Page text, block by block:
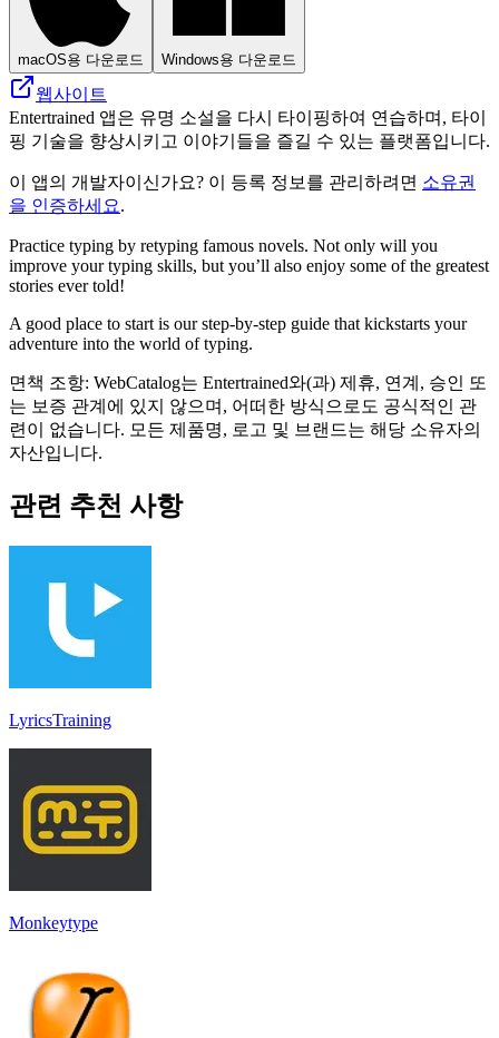
macOS용 다운로드 Windows용 다운로드
웹사이트
Entertrained 앱은 유명 소설을 다시 타이핑하여 연습하며, 타이
핑 기술을 향상시키고 이야기들을 즐길 수 있는 플랫폼입니다.
이 앱의 개발자이신가요? 이 등록 정보를 관리하려면 소유권
을 인증하세요.
Practice typing by retyping famous novels. Not only will you
improve your typing skills, but you’ll also enjoy some of the greatest
stories ever told!
A good place to start is our step-by-step guide that kickstarts your
adventure into the world of typing.
면책 조항: WebCatalog는 Entertrained와(과) 제휴, 연계, 승인 또
는 보증 관계에 있지 않으며, 어떠한 방식으로도 공식적인 관
련이 없습니다. 모든 제품명, 로고 및 브랜드는 해당 소유자의
자산입니다.
관련 추천 사항
LyricsTraining
Monkeytype